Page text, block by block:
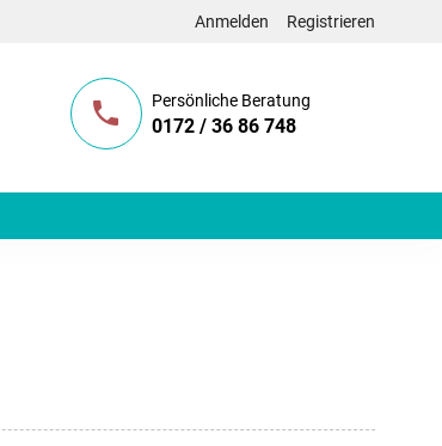
Anmelden Registrieren
Persönliche Beratung
0172 / 36 86 748